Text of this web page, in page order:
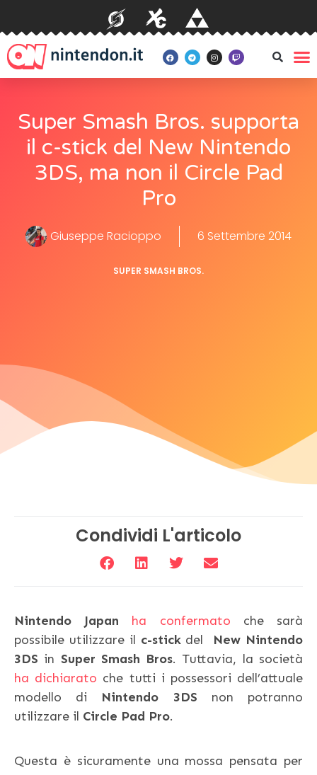
Super Smash Bros. supporta
il c-stick del New Nintendo
3DS, ma non il Circle Pad
Pro
Giuseppe Racioppo 6 Settembre 2014
SUPER SMASH BROS.
Condividi L'articolo
Nintendo Japan ha confermato che sarà
possibile utilizzare il c-stickdel
New Nintendo
3DS in Super Smash Bros. Tuttavia, la società
ha dichiarato che tutti i possessori dell’attuale
modello di Nintendo 3DS non potranno
utilizzare il Circle Pad Pro.
Questa è sicuramente una mossa pensata per